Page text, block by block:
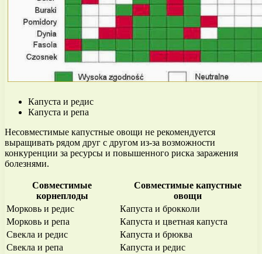
Капуста и редис
Капуста и репа
Несовместимые капустные овощи не рекомендуется
выращивать рядом друг с другом из-за возможности
конкуренции за ресурсы и повышенного риска заражения
болезнями.
Совместимые
корнеплоды
Совместимые капустные
овощи
Морковь и редис
Капуста и брокколи
Морковь и репа
Капуста и цветная капуста
Свекла и редис
Капуста и брюква
Свекла и репа
Капуста и редис